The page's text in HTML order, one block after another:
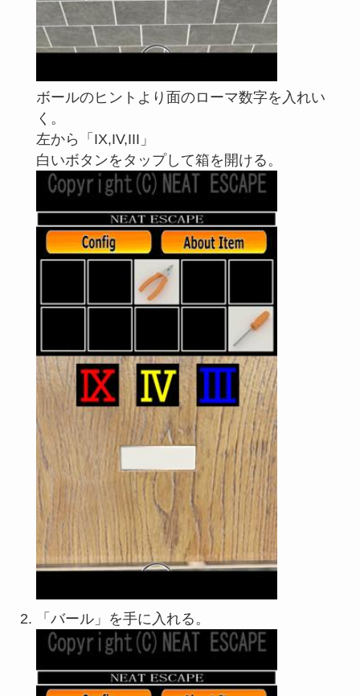
ボールのヒントより面のローマ数字を入れい
く。
左から「IX,IV,III」
白いボタンをタップして箱を開ける。
「バール」を手に入れる。